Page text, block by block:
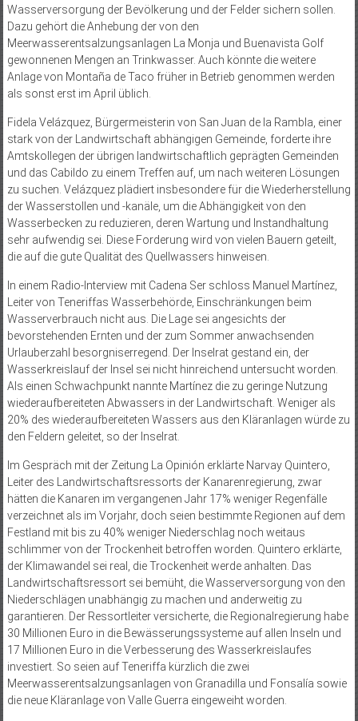
Wasser­versorgung der Bevölkerung und der Felder sichern sollen.
Dazu gehört die Anhebung der von den
Meerwasserentsalzungsanlagen La Monja und Buenavista Golf
gewonnenen Mengen an Trinkwasser. Auch könnte die weitere
Anlage von Montaña de Taco früher in Betrieb genommen werden
als sonst erst im April üblich.
Fidela Velázquez, Bürgermeisterin von San Juan de la Rambla, einer
stark von der Landwirtschaft abhängigen Gemeinde, forderte ihre
Amtskollegen der übrigen landwirtschaftlich geprägten Gemeinden
und das Cabildo zu einem Treffen auf, um nach weiteren Lösungen
zu suchen. Velázquez plädiert insbesondere für die Wiederherstellung
der Wasserstollen und -kanäle, um die Abhängigkeit von den
Wasserbecken zu reduzieren, deren Wartung und Instandhaltung
sehr aufwendig sei. Diese Forderung wird von vielen Bauern geteilt,
die auf die gute Qualität des Quellwassers hinweisen.
In einem Radio-Interview mit Cadena Ser schloss Manuel Martínez,
Leiter von Teneriffas Wasserbehörde, Einschränkungen beim
Wasserverbrauch nicht aus. Die Lage sei angesichts der
bevorstehenden Ernten und der zum Sommer anwachsenden
Urlauberzahl besorgniserregend. Der Inselrat gestand ein, der
Wasserkreislauf der Insel sei nicht hinreichend untersucht worden.
Als einen Schwachpunkt nannte Martínez die zu geringe Nutzung
wiederaufbereiteten Abwassers in der Landwirtschaft. Weniger als
20% des wiederaufbereiteten Wassers aus den Kläranlagen würde zu
den Feldern geleitet, so der Inselrat.
Im Gespräch mit der Zeitung La Opinión erklärte Narvay Quintero,
Leiter des Landwirtschaftsressorts der Kanarenregierung, zwar
hätten die Kanaren im vergangenen Jahr 17% weniger Regenfälle
verzeichnet als im Vorjahr, doch seien bestimmte Regionen auf dem
Festland mit bis zu 40% weniger Niederschlag noch weitaus
schlimmer von der Trockenheit betroffen worden. Quintero erklärte,
der Klimawandel sei real, die Trockenheit werde anhalten. Das
Landwirtschaftsressort sei bemüht, die Wasserversorgung von den
Niederschlägen unabhängig zu machen und anderweitig zu
garantieren. Der Ressortleiter versicherte, die Regionalregierung habe
30 Millionen Euro in die Bewässerungs­systeme auf allen Inseln und
17 Millionen Euro in die Verbesserung des Wasserkreislaufes
investiert. So seien auf Teneriffa kürzlich die zwei
Meerwasserentsalzungsanlagen von Granadilla und Fonsalía sowie
die neue Kläranlage von Valle Guerra eingeweiht worden.